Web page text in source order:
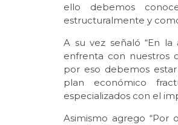
ello debemos
estructuralmente y
A su vez señaló “En
enfrenta con nuestros
por eso debemos
plan económico
especializados con el
Asimismo agrego